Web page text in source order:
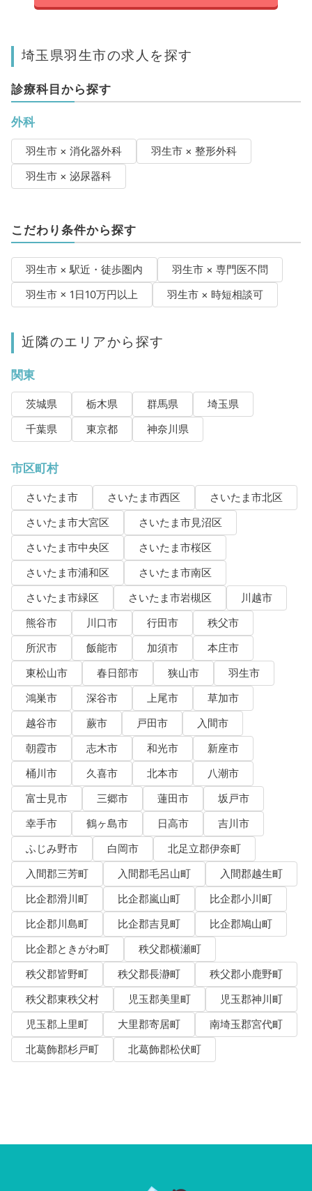
埼玉県羽生市の求人を探す
診療科目から探す
外科
羽生市 × 消化器外科
羽生市 × 整形外科
羽生市 × 泌尿器科
こだわり条件から探す
羽生市 × 駅近・徒歩圏内
羽生市 × 専門医不問
羽生市 × 1日10万円以上
羽生市 × 時短相談可
近隣のエリアから探す
関東
茨城県 栃木県 群馬県
埼玉県
千葉県
東京都 神奈川県
市区町村
さいたま市 さいたま市西区
さいたま市北区
さいたま市大宮区
さいたま市見沼区
さいたま市中央区
さいたま市桜区
さいたま市浦和区
さいたま市南区
さいたま市緑区
さいたま市岩槻区
川越市
熊谷市
川口市 行田市
秩父市
所沢市
飯能市 加須市
本庄市
東松山市
春日部市 狭山市
羽生市
鴻巣市
深谷市 上尾市
草加市
越谷市
蕨市 戸田市
入間市
朝霞市
志木市 和光市
新座市
桶川市
久喜市 北本市
八潮市
富士見市
三郷市 蓮田市
坂戸市
幸手市
鶴ヶ島市 日高市
吉川市
ふじみ野市
白岡市
北足立郡伊奈町
入間郡三芳町
入間郡毛呂山町
入間郡越生町
比企郡滑川町
比企郡嵐山町
比企郡小川町
比企郡川島町
比企郡吉見町
比企郡鳩山町
比企郡ときがわ町
秩父郡横瀬町
秩父郡皆野町
秩父郡長瀞町
秩父郡小鹿野町
秩父郡東秩父村
児玉郡美里町
児玉郡神川町
児玉郡上里町
大里郡寄居町
南埼玉郡宮代町
北葛飾郡杉戸町
北葛飾郡松伏町